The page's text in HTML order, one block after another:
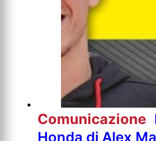
Comunicazione
Honda di Alex